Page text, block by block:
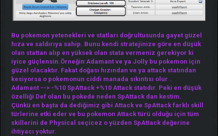
Bu pokemon yetenekleri ve statları doğrultusunda gayet güzel
hıza ve saldırıya sahip. Bunu kendi stratejinize göre en düşük
olan stattan alıp en yüksek olan stata vermeniz gerekiyor ki
iyice güçlensin.Örneğin Adamant ve ya Jolly bu pokemon için
güzel olacaktır. Fakat doğası hızından ve ya attack statından
kesiyorsa o pokemonun ciddi manada sıkıntısı olur .
Adamant --> -%10 SpAttack +%10 Attack statıdır. Peki en düşük
özelliği Def olan bu pokede neden SpAttack dan kestim.
Çünkü en başta da dediğimiz gibi Attack ve SpAttack farklı skill
türlerine etki eder ve bu pokemon Attack türü olduğu için tüm
skillerini de Physical seçicez o yüzden SpAttack değerine
ihtiyacı yoktur.